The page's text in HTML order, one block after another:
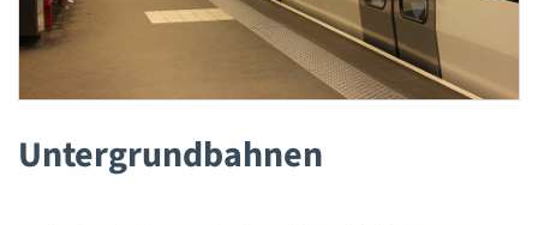
Untergrundbahnen